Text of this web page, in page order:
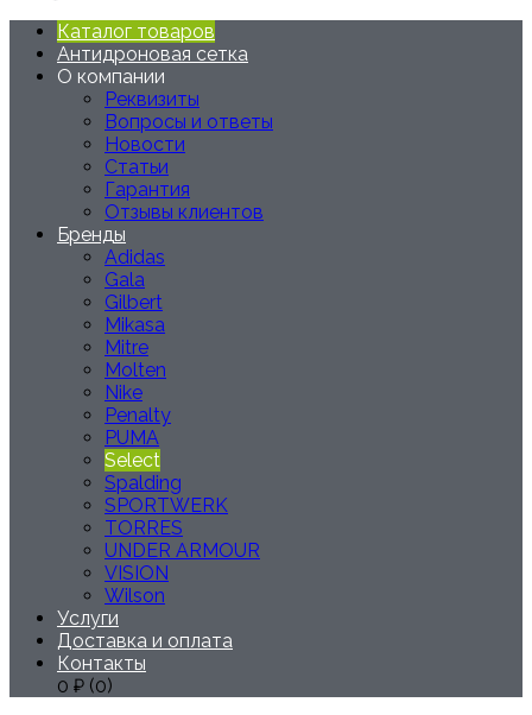
Каталог товаров
Антидроновая сетка
О компании
Реквизиты
Вопросы и ответы
Новости
Статьи
Гарантия
Отзывы клиентов
Бренды
Adidas
Gala
Gilbert
Mikasa
Mitre
Molten
Nike
Penalty
PUMA
Select
Spalding
SPORTWERK
TORRES
UNDER ARMOUR
VISION
Wilson
Услуги
Доставка и оплата
Контакты
0 ₽ (0)